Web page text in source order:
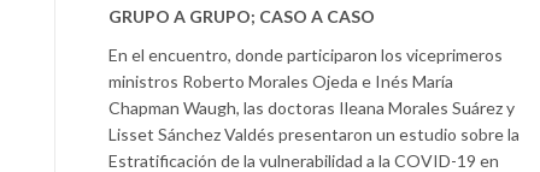
GRUPO A GRUPO; CASO A CASO
En el encuentro, donde participaron los viceprimeros
ministros Roberto Morales Ojeda e Inés María
Chapman Waugh, las doctoras Ileana Morales Suárez y
Lisset Sánchez Valdés presentaron un estudio sobre la
Estratificación de la vulnerabilidad a la COVID-19 en